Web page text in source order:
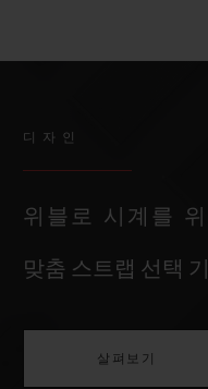
디자인
위블로 시계를
맞춤 스트랩 선택
살펴보기